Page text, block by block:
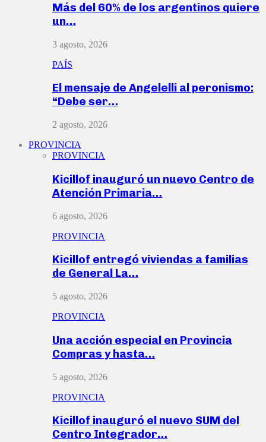
Más del 60% de los argentinos quiere
un…
3 agosto, 2026
PAÍS
El mensaje de Angelelli al peronismo:
“Debe ser…
2 agosto, 2026
PROVINCIA
PROVINCIA
Kicillof inauguró un nuevo Centro de
Atención Primaria…
6 agosto, 2026
PROVINCIA
Kicillof entregó viviendas a familias
de General La…
5 agosto, 2026
PROVINCIA
Una acción especial en Provincia
Compras y hasta…
5 agosto, 2026
PROVINCIA
Kicillof inauguró el nuevo SUM del
Centro Integrador…